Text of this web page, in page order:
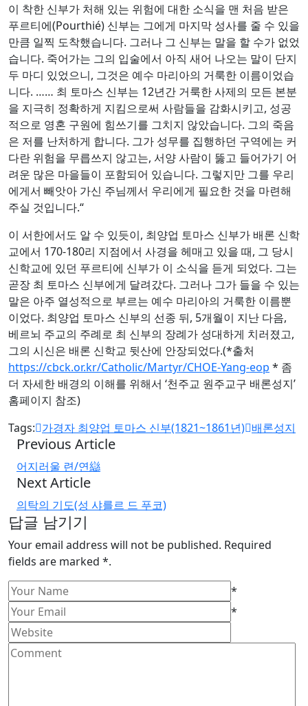
이 착한 신부가 처해 있는 위험에 대한 소식을 맨 처음 받은
푸르티에(Pourthié) 신부는 그에게 마지막 성사를 줄 수 있을
만큼 일찍 도착했습니다. 그러나 그 신부는 말을 할 수가 없었
습니다. 죽어가는 그의 입술에서 아직 새어 나오는 말이 단지
두 마디 있었으니, 그것은 예수 마리아의 거룩한 이름이었습
니다. …… 최 토마스 신부는 12년간 거룩한 사제의 모든 본분
을 지극히 정확하게 지킴으로써 사람들을 감화시키고, 성공
적으로 영혼 구원에 힘쓰기를 그치지 않았습니다. 그의 죽음
은 저를 난처하게 합니다. 그가 성무를 집행하던 구역에는 커
다란 위험을 무릅쓰지 않고는, 서양 사람이 뚫고 들어가기 어
려운 많은 마을들이 포함되어 있습니다. 그렇지만 그를 우리
에게서 빼앗아 가신 주님께서 우리에게 필요한 것을 마련해
주실 것입니다.“
이 서한에서도 알 수 있듯이, 최양업 토마스 신부가 배론 신학
교에서 170-180리 지점에서 사경을 헤매고 있을 때, 그 당시
신학교에 있던 푸르티에 신부가 이 소식을 듣게 되었다. 그는
곧장 최 토마스 신부에게 달려갔다. 그러나 그가 들을 수 있는
말은 아주 열성적으로 부르는 예수 마리아의 거룩한 이름뿐
이었다. 최양업 토마스 신부의 선종 뒤, 5개월이 지난 다음,
베르뇌 주교의 주례로 최 신부의 장례가 성대하게 치러졌고,
그의 시신은 배론 신학교 뒷산에 안장되었다.(*출처
https://cbck.or.kr/Catholic/Martyr/CHOE-Yang-eop * 좀
더 자세한 배경의 이해를 위해서 ‘천주교 원주교구 배론성지’
홈페이지 참조)
Tags: 가경자 최양업 토마스 신부(1821~1861년) 배론성지
Previous Article
어지러울 련/연䜌
Next Article
의탁의 기도(성 샤를르 드 푸코)
답글 남기기
Your email address will not be published. Required
fields are marked *.
*
*